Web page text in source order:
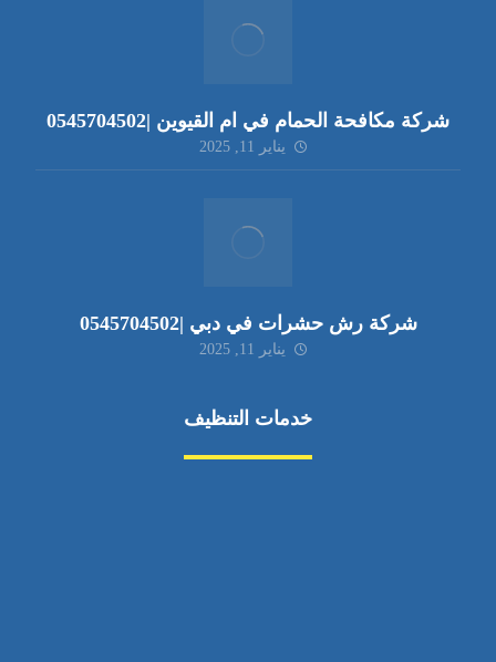
شركة مكافحة الحمام في ام القيوين |0545704502
يناير 11, 2025
شركة رش حشرات في دبي |0545704502
يناير 11, 2025
خدمات التنظيف